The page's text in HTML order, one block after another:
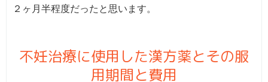
２ヶ月半程度だったと思います。
不妊治療に使用した漢方薬とその服
用期間と費用